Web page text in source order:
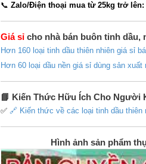
📞 Zalo/Điện thoại mua từ 25kg trở lên:
Giá sỉ cho nhà bán buôn tinh dầu,
Hơn 160 loại tinh dầu thiên nhiên giá sỉ
Hơn 60 loại dầu nền giá sỉ dùng sản
📘 Kiến Thức Hữu Ích Cho Người
✅ 🔗 Kiến thức về các loại tinh dầu thiên
Hình ảnh sản phẩm